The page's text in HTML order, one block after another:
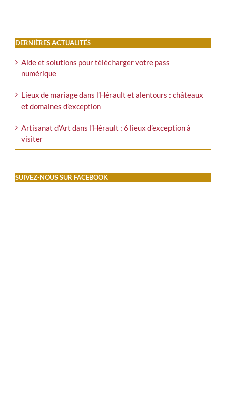
DERNIÈRES ACTUALITÉS
Aide et solutions pour télécharger votre pass
numérique
Lieux de mariage dans l’Hérault et alentours : châteaux
et domaines d’exception
Artisanat d’Art dans l’Hérault : 6 lieux d’exception à
visiter
SUIVEZ-NOUS SUR FACEBOOK